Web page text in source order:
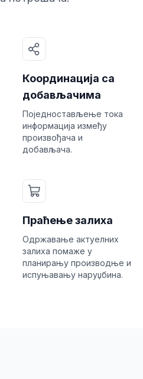
Координација са
добављачима
Поједностављење тока
информација између
произвођача и
добављача.
Праћење залиха
Одржавање актуелних
залиха помаже у
планирању производње и
испуњавању наруџбина.